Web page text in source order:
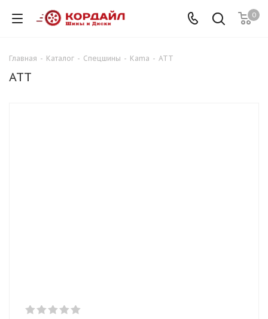
0
Главная - Каталог - Спецшины - Kama - ATT
ATT